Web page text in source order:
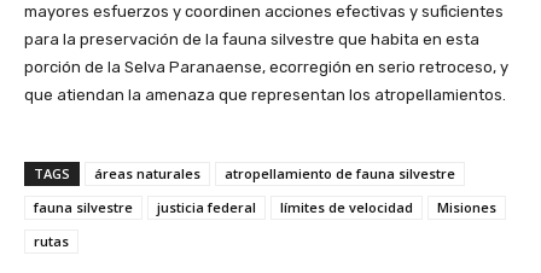
mayores esfuerzos y coordinen acciones efectivas y suficientes
para la preservación de la fauna silvestre que habita en esta
porción de la Selva Paranaense, ecorregión en serio retroceso, y
que atiendan la amenaza que representan los atropellamientos.
TAGS áreas naturales
atropellamiento de fauna silvestre
fauna silvestre
justicia federal límites de velocidad
Misiones
rutas